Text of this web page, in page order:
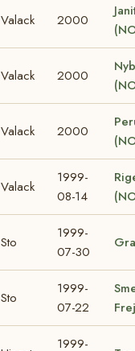
Valack 2000
Valack 2000
Valack 2000
Valack
1999-
08-14
Sto
1999-
07-30
Sto
1999-
07-22
1999-